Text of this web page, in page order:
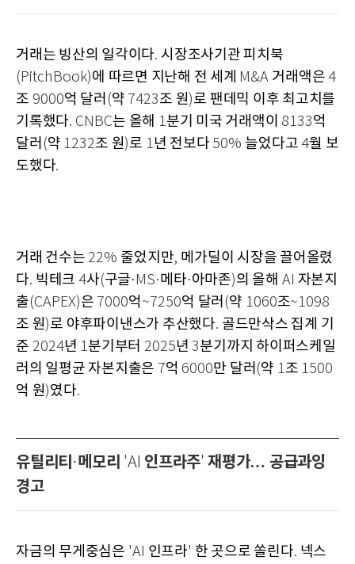
거래는 빙산의 일각이다. 시장조사기관 피치북
(PitchBook)에 따르면 지난해 전 세계 M&A 거래액은 4
조 9000억 달러 (약 7423조 원)로 팬데믹 이후 최고치를
기록했다. CNBC는 올해 1분기 미국 거래액이 8133억
달러 (약 1232조 원)로 1년 전보다 50% 늘었다고 4월 보
도했다.
거래 건수는 22% 줄었지만, 메가딜이 시장을 끌어올렸
다. 빅테크 4사(구글·MS·메타·아마존)의 올해 AI 자본지
출(CAPEX)은 7000억 ~7250억 달러 (약 1060조~1098
조 원)로 야후파이낸스가 추산했다. 골드만삭스 집계 기
준 2024년 1분기부터 2025년3분기까지 하이퍼스케일
러의 일평균 자본지출은 7억 6000만 달러 (약 1조 1500
억 원)였다.
유틸리티 ·메모리 'AI 인프라주' 재평가… 공급과잉
경고
자금의 무게중심은 'AI 인프라' 한 곳으로 쏠린다. 넥스